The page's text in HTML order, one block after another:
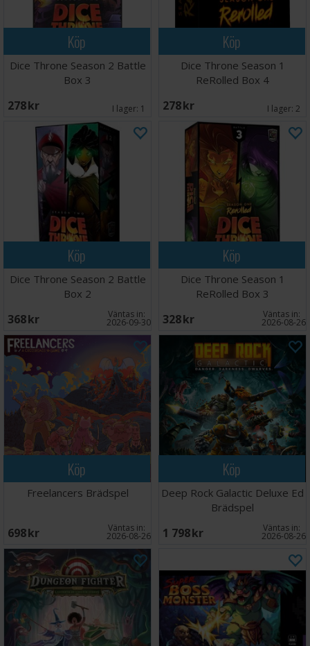
Köp
Dice Throne Season 2 Battle
Box 3
278 SEK I lager: 1
Köp
Dice Throne Season 1
ReRolled Box 4
278 SEK I lager: 2
Köp
Dice Throne Season 2 Battle
Box 2
368 SEK Väntas in:
2026-09-30
Köp
Dice Throne Season 1
ReRolled Box 3
328 SEK Väntas in:
2026-08-26
Köp
Freelancers Brädspel
698 SEK Väntas in:
2026-08-26
Köp
Deep Rock Galactic Deluxe Ed
Brädspel
1 798 SEK Väntas in:
2026-08-26